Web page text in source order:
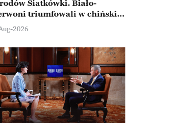
Siatkówki. Biało-
triumfowali w chińskim
2026